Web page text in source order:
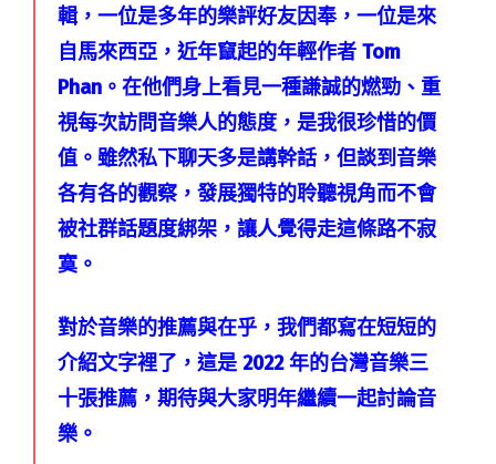
輯，一位是多年的樂評好友因奉，一位是來
自馬來西亞，近年竄起的年輕作者 Tom
Phan。在他們身上看見一種謙誠的燃勁、重
視每次訪問音樂人的態度，是我很珍惜的價
值。雖然私下聊天多是講幹話，但談到音樂
各有各的觀察，發展獨特的聆聽視角而不會
被社群話題度綁架，讓人覺得走這條路不寂
寞。
對於音樂的推薦與在乎，我們都寫在短短的
介紹文字裡了，這是 2022 年的台灣音樂三
十張推薦，期待與大家明年繼續一起討論音
樂。